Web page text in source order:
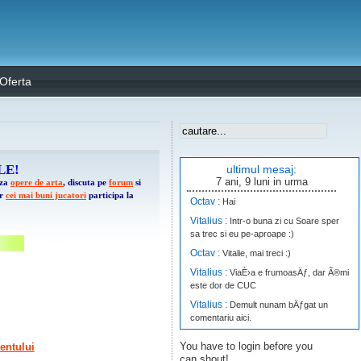
Oferta
opere de arta, discuta pe forum si
cei mai buni jucatori participa la
ultimul mesaj:
7 ani, 9 luni in urma
Octav : Hai
Vitalius : Intr-o buna zi cu Soare sper
sa trec si eu pe-aproape :)
Octav : Vitalie, mai treci :)
Vitalius : ViaÈ›a e frumoasÄƒ, dar Ã®mi
este dor de CUC
Vitalius : Demult nunam bÄƒgat un
comentariu aici.
timeout. Cine poate reînvia serverul?
You have to login before you